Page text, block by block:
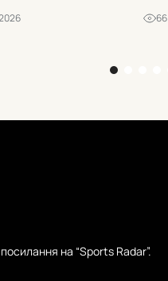
на Mubadala DC Open. 66
на “Sports Radar”.